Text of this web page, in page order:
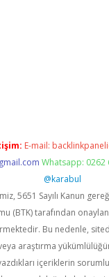
E-mail:
Whatsapp: 0262
@karabul
5651 Sayılı Kanun
(BTK) tarafından
Bu nedenle,
araştırma
içeriklerin